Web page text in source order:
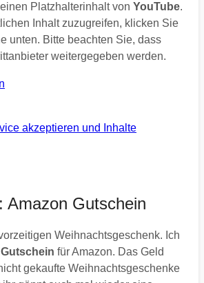
Platzhalterinhalt von YouTube.
Inhalt zuzugreifen, klicken Sie
unten. Bitte beachten Sie, dass
weitergegeben werden.
akzeptieren und Inhalte
Amazon Gutschein
Weihnachtsgeschenk. Ich
Gutschein für Amazon. Das Geld
gekaufte Weihnachtsgeschenke